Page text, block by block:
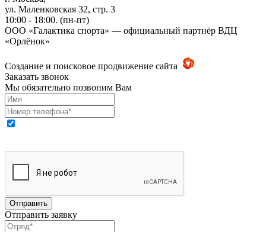
ул. Маленковская 32, стр. 3
10:00 - 18:00. (пн-пт)
ООО «Галактика спорта» — официальный партнёр ВДЦ
«Орлёнок»
Создание и поисковое продвижение сайта
Заказать звонок
Мы обязательно позвоним Вам
Отправить заявку